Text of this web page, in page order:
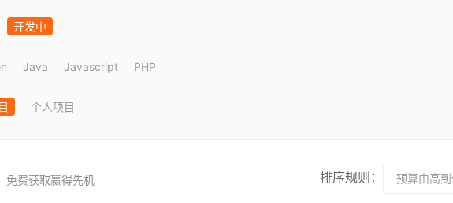
开发中
Java Javascript PHP
个人项目
免费获取赢得先机 排序规则： 预算由高